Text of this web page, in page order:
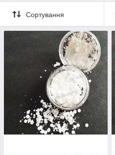
Сортування